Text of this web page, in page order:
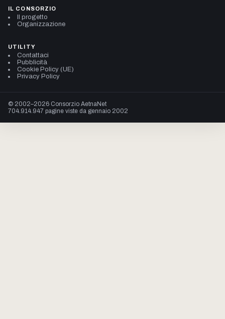
IL CONSORZIO
Il progetto
Organizzazione
UTILITY
Contattaci
Pubblicità
Cookie Policy (UE)
Privacy Policy
© 2002–2026 Consorzio AetnaNet
704.914.947 pagine viste da gennaio 2002